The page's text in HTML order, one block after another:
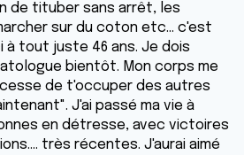
de tituber sans arrêt, les
sur du coton etc... c'est
à tout juste 46 ans. Je dois
bientôt. Mon corps me
cesse de t'occuper des autres
J'ai passé ma vie à
en détresse, avec victoires
très récentes. J'aurai aimé